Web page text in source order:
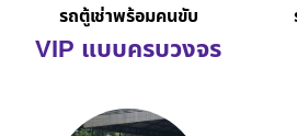
รถตู้เช่าพร้อมคนขับ
VIP แบบครบวงจร